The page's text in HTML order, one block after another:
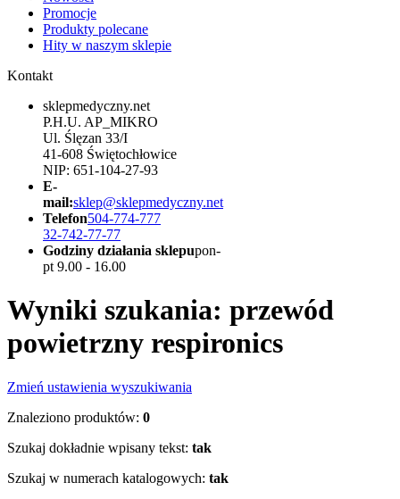
Promocje
Produkty polecane
Hity w naszym sklepie
Kontakt
sklepmedyczny.net
P.H.U. AP_MIKRO
Ul. Ślęzan 33/I
41-608 Świętochłowice
NIP: 651-104-27-93
E-
mail:sklep@sklepmedyczny.net
Telefon504-774-777
32-742-77-77
Godziny działania sklepupon-
pt 9.00 - 16.00
Wyniki szukania: przewód
powietrzny respironics
Zmień ustawienia wyszukiwania
Znaleziono produktów: 0
Szukaj dokładnie wpisany tekst: tak
Szukaj w numerach katalogowych: tak